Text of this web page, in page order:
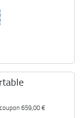
659,00 €